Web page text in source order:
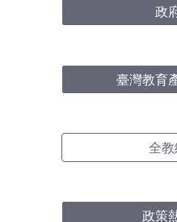
政
臺灣教育
全教
政策